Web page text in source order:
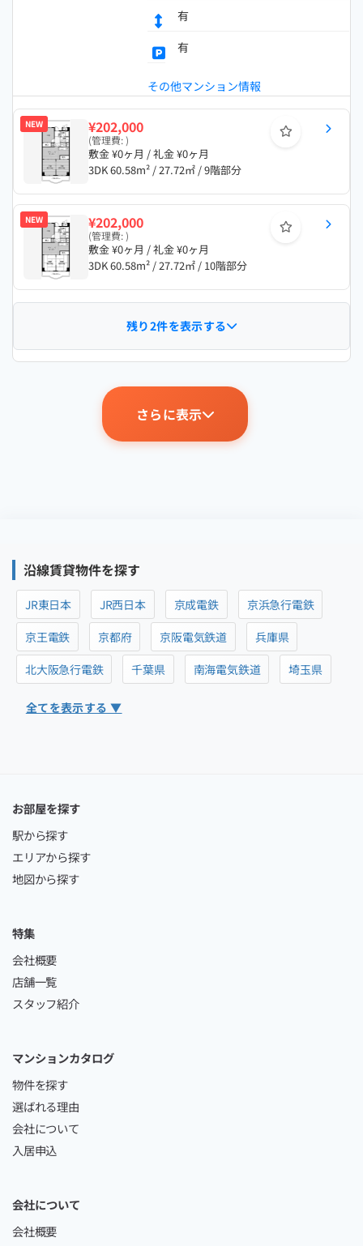
有
有
その他マンション情報
NEW ¥202,000
(管理費: )
敷金 ¥0ヶ月 / 礼金 ¥0ヶ月
3DK 60.58m² / 27.72㎡ / 9階部分
NEW ¥202,000
(管理費: )
敷金 ¥0ヶ月 / 礼金 ¥0ヶ月
3DK 60.58m² / 27.72㎡ / 10階部分
残り2件を表示する
さらに表示
沿線賃貸物件を探す
JR東日本 JR西日本 京成電鉄
京浜急行電鉄
京王電鉄
京都府 京阪電気鉄道
兵庫県
北大阪急行電鉄
千葉県 南海電気鉄道 埼玉県
全てを表示する ▼
お部屋を探す
駅から探す
エリアから探す
地図から探す
特集
会社概要
店舗一覧
スタッフ紹介
マンションカタログ
物件を探す
選ばれる理由
会社について
入居申込
会社について
会社概要